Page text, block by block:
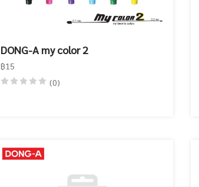
DONG-A my color 2
฿15
(0)